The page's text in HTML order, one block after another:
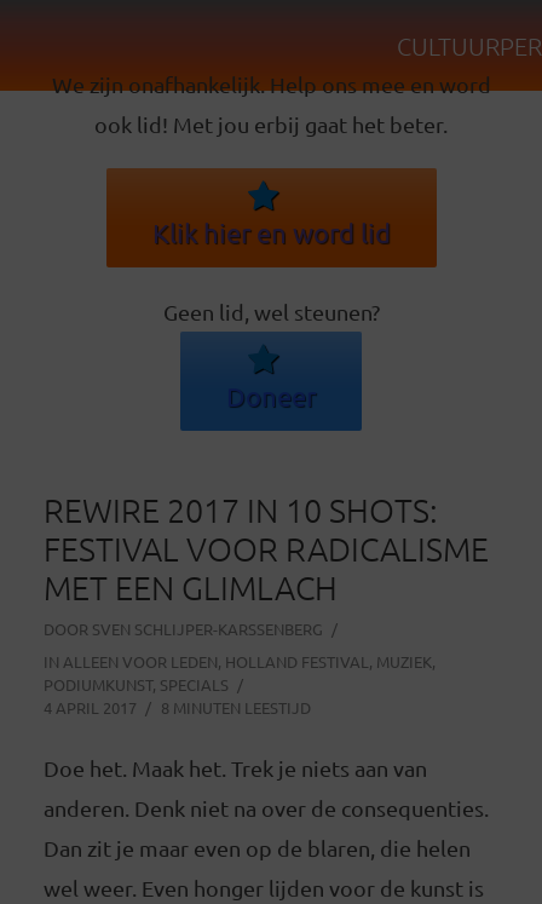
We zijn onafhankelijk. Help ons mee en word
ook lid! Met jou erbij gaat het beter.
Klik hier en word lid
Geen lid, wel steunen?
Doneer
REWIRE 2017 IN 10 SHOTS:
FESTIVAL VOOR RADICALISME
MET EEN GLIMLACH
DOOR SVEN SCHLIJPER-KARSSENBERG
IN ALLEEN VOOR LEDEN, HOLLAND FESTIVAL , MUZIEK,
PODIUMKUNST, SPECIALS
4 APRIL 2017
8 MINUTEN LEESTIJD
Doe het. Maak het. Trek je niets aan van
anderen. Denk niet na over de consequenties.
Dan zit je maar even op de blaren, die helen
wel weer. Even honger lijden voor de kunst is